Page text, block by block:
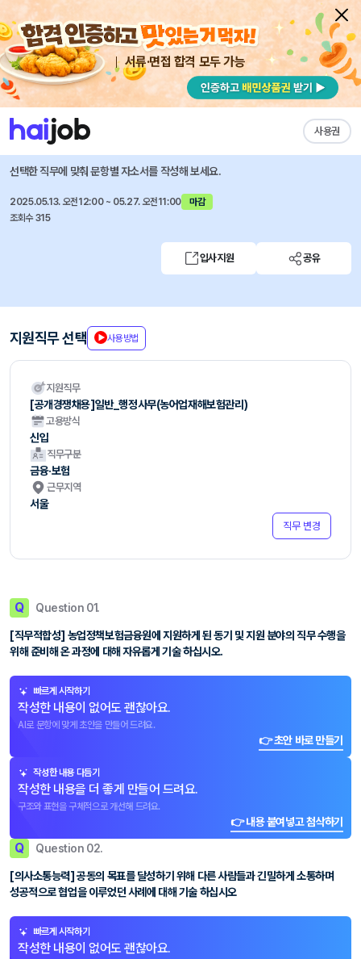
서류·면접 합격 모두 가능
사용권
채용공고 자소서 자유항목 자소서 내 작성목록
농업정책보험금융원
2025년 제3차 신규직원 채용
선택한 직무에 맞춰 문항별 자소서를 작성해 보세요.
2025.05.13. 오전12:00 ~ 05.27. 오전11:00
마감
조회수 315
입사지원 공유
지원직무 선택 사용방법
지원직무
[공개경쟁채용]일반_행정사무(농어업재해보험관리)
고용방식
신입
직무구분
금융·보험
근무지역
서울
직무 변경
Q Question 01.
[직무적합성] 농업정책보험금융원에 지원하게 된 동기 및 지원 분야의 직무 수행을
위해 준비해 온 과정에 대해 자유롭게 기술 하십시오.
빠르게 시작하기
작성한 내용이 없어도 괜찮아요.
AI로 문항에 맞게 초안을 만들어 드려요.
👉 초안 바로 만들기
작성한 내용 다듬기
작성한 내용을 더 좋게 만들어 드려요.
구조와 표현을 구체적으로 개선해 드려요.
👉 내용 붙여넣고 첨삭하기
Q Question 02.
[의사소통능력] 공동의 목표를 달성하기 위해 다른 사람들과 긴밀하게 소통하며
성공적으로 협업을 이루었던 사례에 대해 기술 하십시오
빠르게 시작하기
작성한 내용이 없어도 괜찮아요.